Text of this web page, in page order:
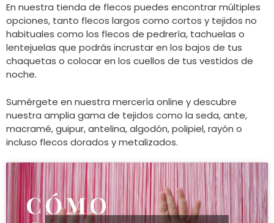
En nuestra tienda de flecos puedes encontrar múltiples
opciones, tanto flecos largos como cortos y tejidos no
habituales como los flecos de pedrería, tachuelas o
lentejuelas que podrás incrustar en los bajos de tus
chaquetas o colocar en los cuellos de tus vestidos de
noche.
Sumérgete en nuestra mercería online y descubre
nuestra amplia gama de tejidos como la seda, ante,
macramé, guipur, antelina, algodón, polipiel, rayón o
incluso flecos dorados y metalizados.